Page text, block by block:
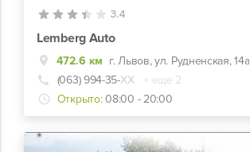
3.4
Lemberg Auto
472.6 км г. Львов, ул. Рудненская, 14а
(063) 994-35-ХХ
+ еще 2
Открыто: 08:00 - 20:00